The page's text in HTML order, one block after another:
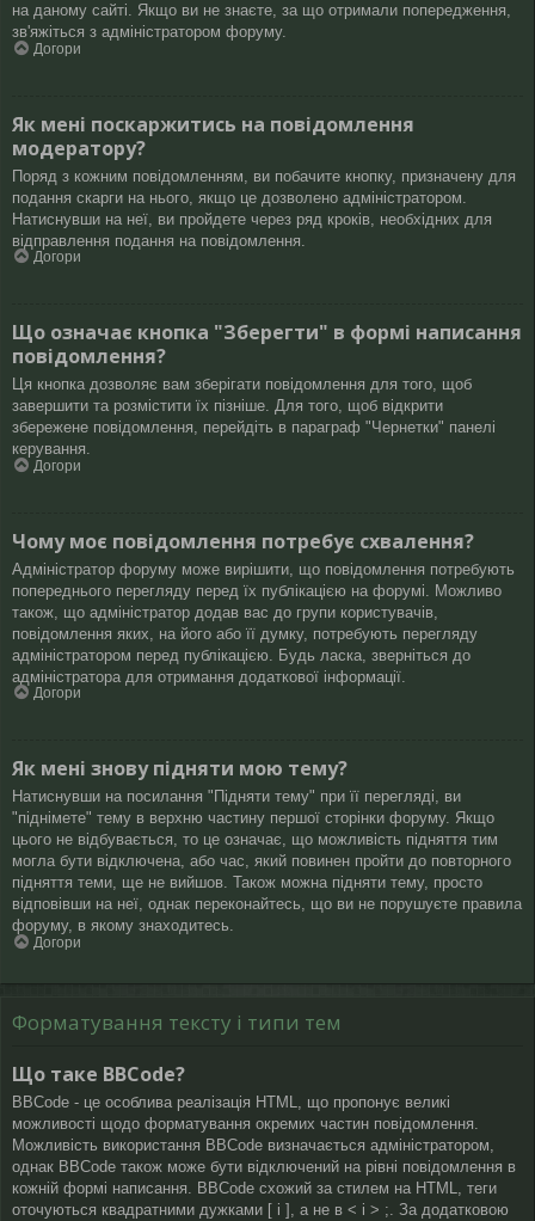
на даному сайті. Якщо ви не знаєте, за що отримали попередження,
зв'яжіться з адміністратором форуму.
Догори
Як мені поскаржитись на повідомлення
модератору?
Поряд з кожним повідомленням, ви побачите кнопку, призначену для
подання скарги на нього, якщо це дозволено адміністратором.
Натиснувши на неї, ви пройдете через ряд кроків, необхідних для
відправлення подання на повідомлення.
Догори
Що означає кнопка "Зберегти" в формі написання
повідомлення?
Ця кнопка дозволяє вам зберігати повідомлення для того, щоб
завершити та розмістити їх пізніше. Для того, щоб відкрити
збережене повідомлення, перейдіть в параграф "Чернетки" панелі
керування.
Догори
Чому моє повідомлення потребує схвалення?
Адміністратор форуму може вирішити, що повідомлення потребують
попереднього перегляду перед їх публікацією на форумі. Можливо
також, що адміністратор додав вас до групи користувачів,
повідомлення яких, на його або її думку, потребують перегляду
адміністратором перед публікацією. Будь ласка, зверніться до
адміністратора для отримання додаткової інформації.
Догори
Як мені знову підняти мою тему?
Натиснувши на посилання "Підняти тему" при її перегляді, ви
"піднімете" тему в верхню частину першої сторінки форуму. Якщо
цього не відбувається, то це означає, що можливість підняття тим
могла бути відключена, або час, який повинен пройти до повторного
підняття теми, ще не вийшов. Також можна підняти тему, просто
відповівши на неї, однак переконайтесь, що ви не порушуєте правила
форуму, в якому знаходитесь.
Догори
Форматування тексту і типи тем
Що таке BBCode?
BBCode - це особлива реалізація HTML, що пропонує великі
можливості щодо форматування окремих частин повідомлення.
Можливість використання BBCode визначається адміністратором,
однак BBCode також може бути відключений на рівні повідомлення в
кожній формі написання. BBCode схожий за стилем на HTML, теги
оточуються квадратними дужками [ і ], а не в < і > ;. За додатковою